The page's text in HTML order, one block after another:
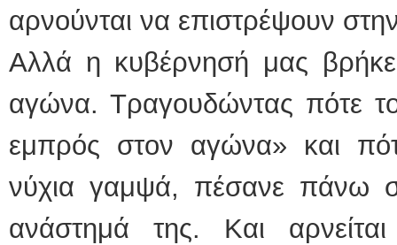
αρνούνται να επιστρέψουν
Αλλά η κυβέρνησή μας
αγώνα. Τραγουδώντας πότε
εμπρός στον αγώνα» και
νύχια γαμψά, πέσανε πάνω
ανάστημά της. Και